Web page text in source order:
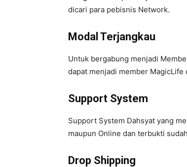
dicari para pebisnis Network.
Modal Terjangkau
Untuk bergabung menjadi
dapat menjadi member MagicLife
Support System
Support System Dahsyat yang
maupun Online dan terbukti
Drop Shipping